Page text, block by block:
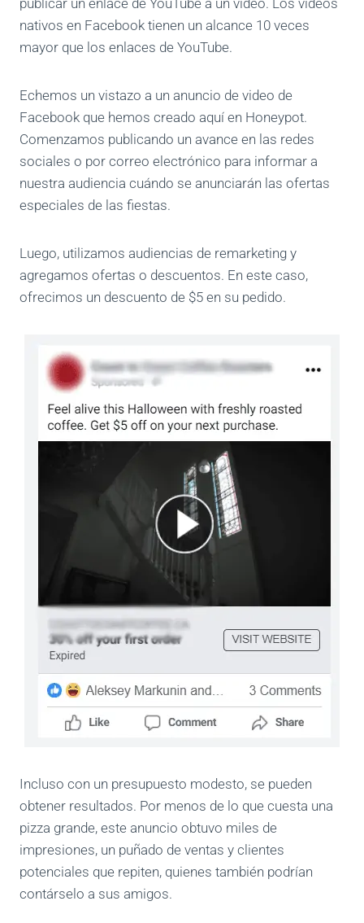
publicar un enlace de YouTube a un video. Los videos
nativos en Facebook tienen un alcance 10 veces
mayor que los enlaces de YouTube.
Echemos un vistazo a un anuncio de video de
Facebook que hemos creado aquí en Honeypot.
Comenzamos publicando un avance en las redes
sociales o por correo electrónico para informar a
nuestra audiencia cuándo se anunciarán las ofertas
especiales de las fiestas.
Luego, utilizamos audiencias de remarketing y
agregamos ofertas o descuentos. En este caso,
ofrecimos un descuento de $5 en su pedido.
Incluso con un presupuesto modesto, se pueden
obtener resultados. Por menos de lo que cuesta una
pizza grande, este anuncio obtuvo miles de
impresiones, un puñado de ventas y clientes
potenciales que repiten, quienes también podrían
contárselo a sus amigos.